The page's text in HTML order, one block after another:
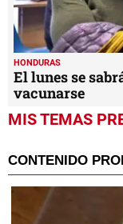
HONDURAS
El lunes se
vacunarse
MIS TEMAS